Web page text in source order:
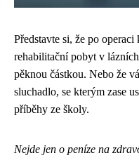
Představte si, že po
rehabilitační pobyt v
pěknou částkou. Nebo že
sluchadlo, se kterým zase
příběhy ze školy.
Nejde jen o peníze na